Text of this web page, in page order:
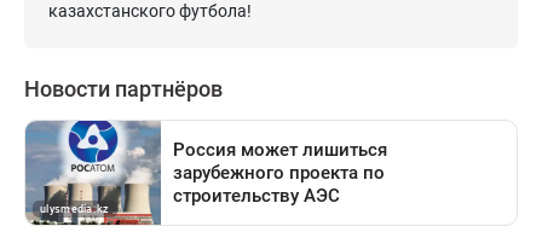
казахстанского футбола!